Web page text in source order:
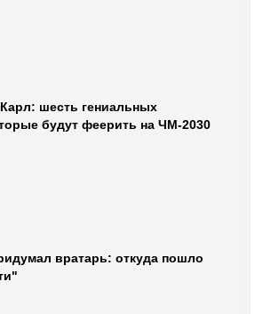
шесть гениальных
будут феерить на ЧМ-2030
вратарь: откуда пошло